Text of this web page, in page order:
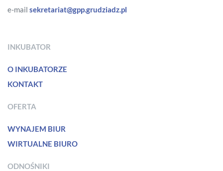
e-mail sekretariat@gpp.grudziadz.pl
INKUBATOR
O INKUBATORZE
KONTAKT
OFERTA
WYNAJEM BIUR
WIRTUALNE BIURO
ODNOŚNIKI